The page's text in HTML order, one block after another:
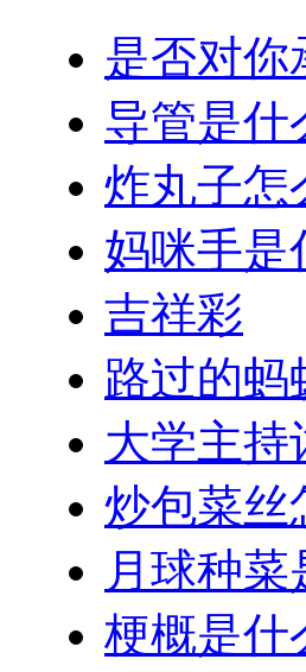
是否对你
导管是什
炸丸子怎
妈咪手是
吉祥彩
路过的蚂
大学主持
炒包菜丝
月球种菜
梗概是什